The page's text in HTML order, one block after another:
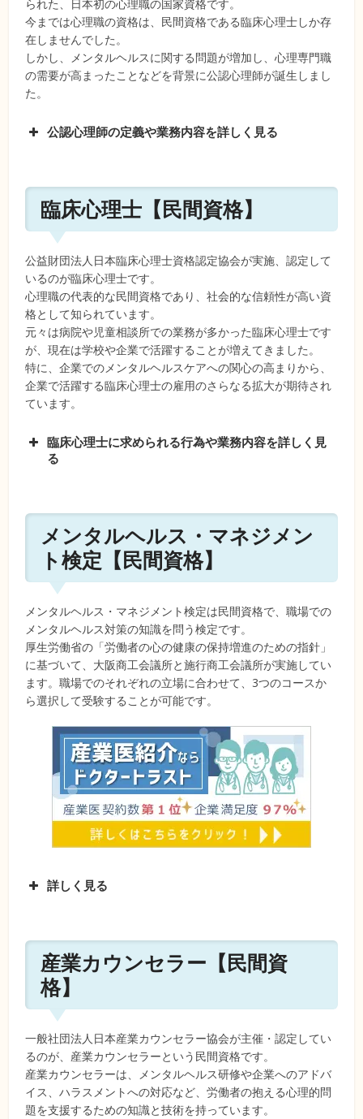
出所：精神保健福祉法
られた、日本初の心理職の国家資格です。
今までは心理職の資格は、民間資格である臨床心理士しか存
在しませんでした。
しかし、メンタルヘルスに関する問題が増加し、心理専門職
の需要が高まったことなどを背景に公認心理師が誕生しまし
た。
公認心理師の定義や業務内容を詳しく見る
出所：公認心理師法
臨床心理士【民間資格】
公益財団法人日本臨床心理士資格認定協会が実施、認定して
いるのが臨床心理士です。
心理職の代表的な民間資格であり、社会的な信頼性が高い資
格として知られています。
元々は病院や児童相談所での業務が多かった臨床心理士です
が、現在は学校や企業で活躍することが増えてきました。
特に、企業でのメンタルヘルスケアへの関心の高まりから、
企業で活躍する臨床心理士の雇用のさらなる拡大が期待され
ています。
臨床心理士に求められる行為や業務内容を詳しく見
る
出所：公益財団法人日本臨床心理士資格
メンタルヘルス・マネジメン
ト検定【民間資格】
メンタルヘルス・マネジメント検定は民間資格で、職場での
メンタルヘルス対策の知識を問う検定です。
厚生労働省の「労働者の心の健康の保持増進のための指針」
に基づいて、大阪商工会議所と施行商工会議所が実施してい
ます。職場でのそれぞれの立場に合わせて、3つのコースか
ら選択して受験することが可能です。
詳しく見る
フケア
コー
ス）
周りへ助けを求めることができる
（ライ
ンケア
コー
ス）
し、不調に陥ってしまった際は、安全
配慮義務に則った対応ができる
産業カウンセラー【民間資
格】
一般社団法人日本産業カウンセラー協会が主催・認定してい
るのが、産業カウンセラーという民間資格です。
産業カウンセラーは、メンタルヘルス研修や企業へのアドバ
イス、ハラスメントへの対応など、労働者の抱える心理的問
題を支援するための知識と技術を持っています。